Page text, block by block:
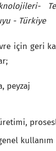
- Türkiye
için geri
peyzaj
kullanım